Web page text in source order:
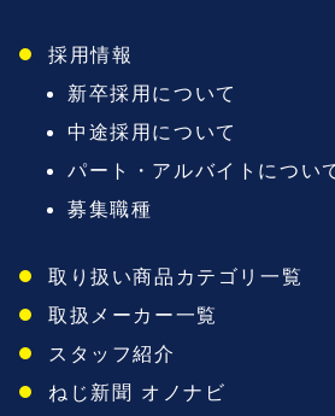
採用情報
新卒採用について
中途採用について
パート・アルバイトについ
募集職種
取り扱い商品カテゴリ一覧
取扱メーカー一覧
スタッフ紹介
ねじ新聞 オノナビ